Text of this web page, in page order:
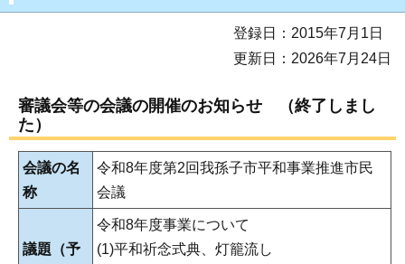
登録日：2015年7月1日
更新日：2026年7月24日
審議会等の会議の開催のお知らせ （終了しまし
た）
会議の名
称
令和8年度第2回我孫子市平和事業推進市民
会議
議題（予
令和8年度事業について
(1)平和祈念式典、灯籠流し